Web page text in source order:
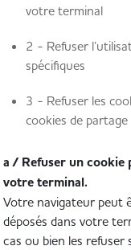
votre terminal
2 - Refuser
spécifiques
3 - Refuser les
cookies de partage
a / Refuser un cookie
votre terminal.
Votre navigateur peut
déposés dans votre
cas ou bien les